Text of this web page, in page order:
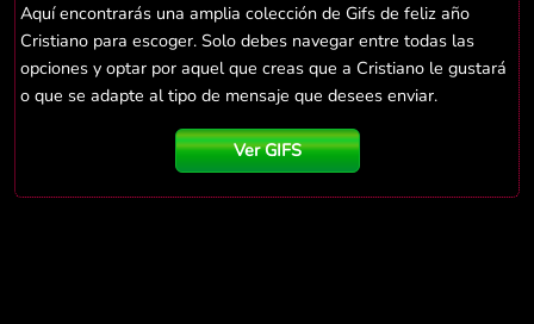
Aquí encontrarás una amplia colección de Gifs de feliz año
Cristiano para escoger. Solo debes navegar entre todas las
opciones y optar por aquel que creas que a Cristiano le gustará
o que se adapte al tipo de mensaje que desees enviar.
Ver GIFS